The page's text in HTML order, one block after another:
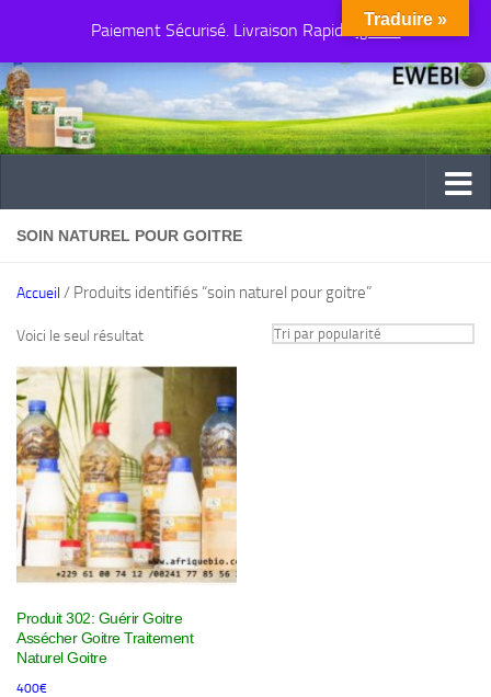
Paiement Sécurisé. Livraison Rapide Ignorer
Au dessous du contenu
SOIN NATUREL POUR GOITRE
Accueil / Produits identifiés “soin naturel pour goitre”
Voici le seul résultat
Produit 302: Guérir Goitre
Assécher Goitre Traitement
Naturel Goitre
400€
Traduire »